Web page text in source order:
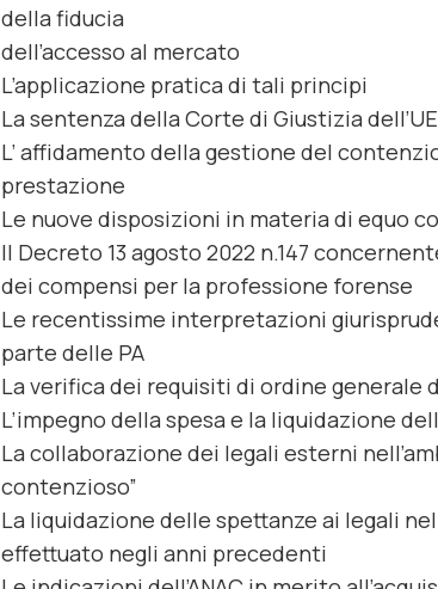
della fiducia
dell’accesso al mercato
L’applicazione pratica di tali principi
La sentenza della Corte di Giustizia
L’ affidamento della gestione del
prestazione
Le nuove disposizioni in materia di equo
Il Decreto 13 agosto 2022 n.147
dei compensi per la professione forense
Le recentissime interpretazioni
parte delle PA
La verifica dei requisiti di ordine generale
L’impegno della spesa e la liquidazione
La collaborazione dei legali esterni
contenzioso”
La liquidazione delle spettanze ai legali
effettuato negli anni precedenti